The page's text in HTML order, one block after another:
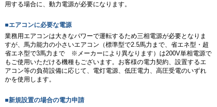
用する場合に、動力電源が必要になります。
■エアコンに必要な電源
業務用エアコンは大きなパワーで運転するため三相電源が必要となりま
すが、馬力能力の小さいエアコン（標準型で2.5馬力まで、省エネ型・超
省エネ型で3馬力まで ※メーカーにより異なります）は200V単相電源で
もご使用いただける機種もございます。お客様の電力契約、設置するエ
アコン等の負荷設備に応じて、電灯電源、低圧電力、高圧受電のいずれ
かを使用します。
■新規設置の場合の電力申請